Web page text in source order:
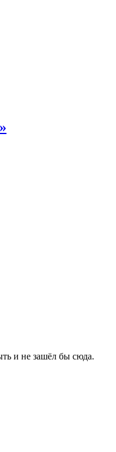
и не зашёл бы сюда.